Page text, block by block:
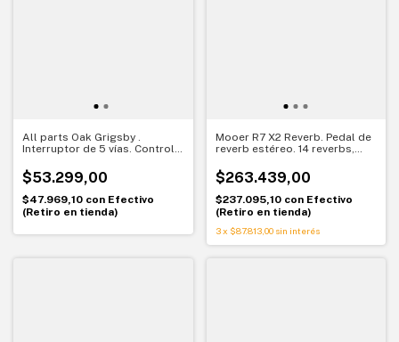
All parts Oak Grigsby .
Interruptor de 5 vías. Control
$53.299,00
$47.969,10 con Efectivo
(Retiro en tienda)
Mooer R7 X2 Reverb. Pedal de
reverb estéreo. 14 reverbs,
$263.439,00
$237.095,10 con Efectivo
(Retiro en tienda)
3 x $87.813,00 sin interés